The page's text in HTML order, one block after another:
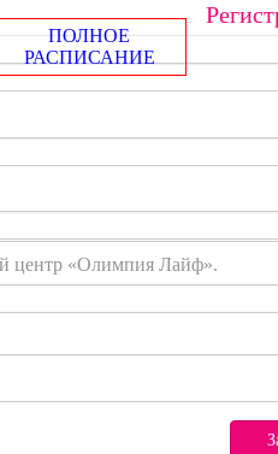
ПОЛНОЕ
РАСПИСАНИЕ
центр «Олимпия Лайф».